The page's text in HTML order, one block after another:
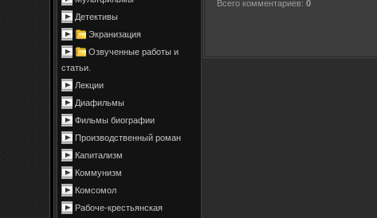
Детективы
Экранизация
Озвученные работы и
статьи.
Лекции
Диафильмы
Фильмы биографии
Производственный роман
Капитализм
Коммунизм
Комсомол
Рабоче-крестьянская
Всего комментариев: 0